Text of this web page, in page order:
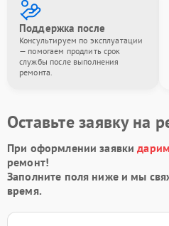
Поддержка после
Консультируем по эксплуатации
— помогаем продлить срок
службы после выполнения
ремонта.
Оставьте заявку на
При оформлении заявки
ремонт!
Заполните поля ниже и мы
время.